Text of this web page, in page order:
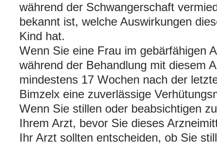
während der Schwangerschaft
bekannt ist, welche Auswirkungen
Kind hat.
Wenn Sie eine Frau im gebärfähigen
während der Behandlung mit diesem
mindestens 17 Wochen nach der
Bimzelx eine zuverlässige
Wenn Sie stillen oder beabsichtigen
Ihrem Arzt, bevor Sie dieses
Ihr Arzt sollten entscheiden, ob Sie